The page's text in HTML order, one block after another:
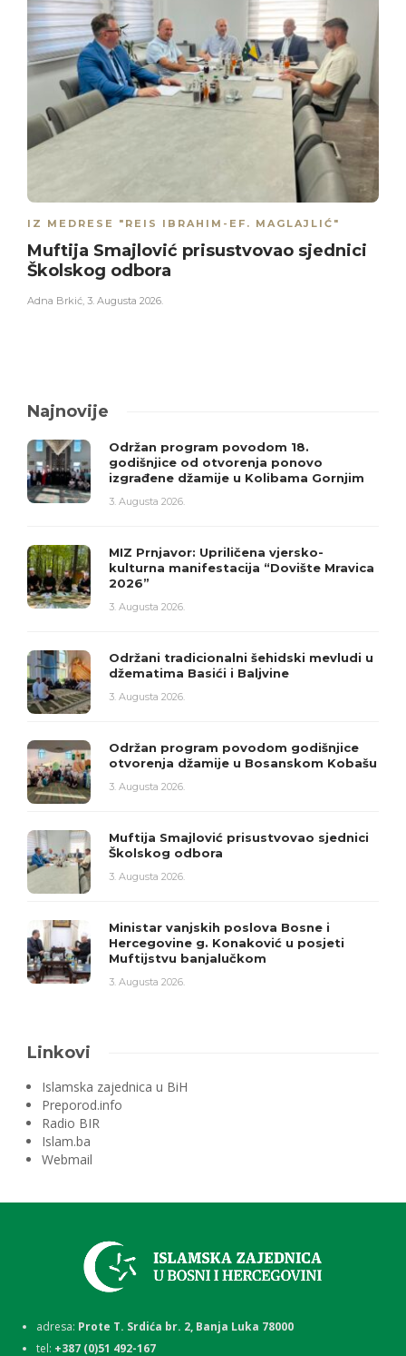
IZ MEDRESE "REIS IBRAHIM-EF. MAGLAJLIĆ"
Muftija Smajlović prisustvovao sjednici
Školskog odbora
Adna Brkić, 3. Augusta 2026.
Najnovije
Održan program povodom 18.
godišnjice od otvorenja ponovo
izgrađene džamije u Kolibama Gornjim
3. Augusta 2026.
MIZ Prnjavor: Upriličena vjersko-
kulturna manifestacija “Dovište Mravica
2026”
3. Augusta 2026.
Održani tradicionalni šehidski mevludi u
džematima Basići i Baljvine
3. Augusta 2026.
Održan program povodom godišnjice
otvorenja džamije u Bosanskom Kobašu
3. Augusta 2026.
Muftija Smajlović prisustvovao sjednici
Školskog odbora
3. Augusta 2026.
Ministar vanjskih poslova Bosne i
Hercegovine g. Konaković u posjeti
Muftijstvu banjalučkom
3. Augusta 2026.
Linkovi
Islamska zajednica u BiH
Preporod.info
Radio BIR
Islam.ba
Webmail
adresa: Prote T. Srdića br. 2, Banja Luka 78000
tel: +387 (0)51 492-167